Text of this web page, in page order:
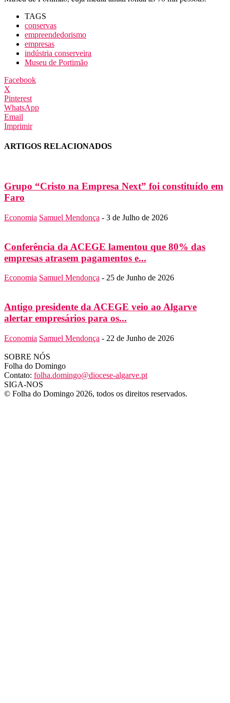
TAGS
conservas
empreendedorismo
empresas
indústria conserveira
Museu de Portimão
Facebook
X
Pinterest
WhatsApp
Email
Imprimir
ARTIGOS RELACIONADOS
Grupo “Cristo na Empresa Next” foi constituído em
Faro
Economia Samuel Mendonça - 3 de Julho de 2026
Conferência da ACEGE lamentou que 80% das
empresas atrasem pagamentos e...
Economia Samuel Mendonça - 25 de Junho de 2026
Antigo presidente da ACEGE veio ao Algarve
alertar empresários para os...
Economia Samuel Mendonça - 22 de Junho de 2026
SOBRE NÓS
Folha do Domingo
Contato: folha.domingo@diocese-algarve.pt
SIGA-NOS
© Folha do Domingo 2026, todos os direitos reservados.